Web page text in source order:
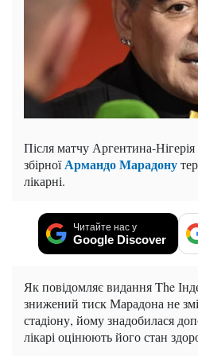
Після матчу Аргентина-Нігерія
збірноїАрмандо Марадону
лікарні.
Читайте нас у
Google Discover
Як повідомляє видання The
знижений тиск Марадона не
стадіону, йому знадобилася
лікарі оцінюють його стан